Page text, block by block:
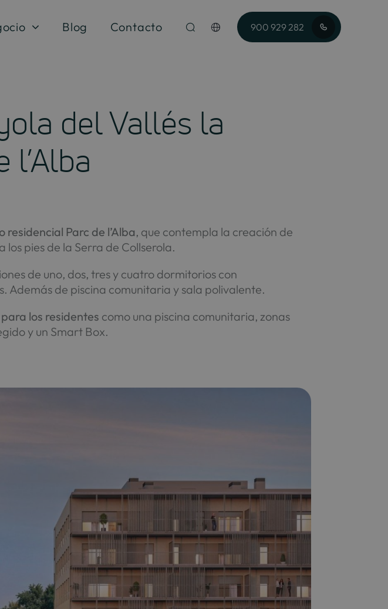
Blog Contacto 900 929 282
del Vallés la
Parc de l’Alba, que contempla la creación de
pies de la Serra de Collserola.
de uno, dos, tres y cuatro dormitorios con
Además de piscina comunitaria y sala polivalente.
los residentes como una piscina comunitaria, zonas
y un Smart Box.